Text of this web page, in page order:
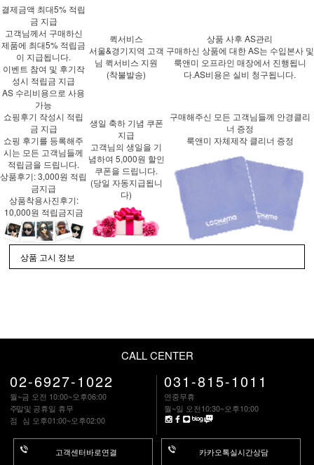
결제금액 최대5% 적립
금 지급
고객님께서 구매하신
제품에 최대5% 적립금
이 지급됩니다.
이벤트 참여 및 후기작
성시 적립금 지급
AS 수리비용으로 사용
가능
퀵서비스
서울&경기지역 고객
님 퀵서비스 지원
(착불발송)
상품 사후 AS관리
구매하신 상품에 대한 AS는 수입본사 및
룩앤미 오프라인 매장에서 진행됩니
다.AS비용은 실비 청구됩니다.
쇼핑후기 작성시 적립
금 지급
쇼핑 후기를 등록해주
시는 모든 고객님들께
적립금을 드립니다.
상품후기: 3,000원 적립
금지급
상품착용사진후기:
10,000원 적립금지금
생일 축하 기념 쿠폰
지급
고객님의 생일을 기
념하여 5,000원 할인
쿠폰을 드립니다.
(당일 자동지급됩니
다)
구매해주신 모든 고객님들께 안경클리
너 증정
룩앤미 자체제작 클리너 증정
상품 고시 정보
CALL CENTER
02-6927-1022
월~금 오전 10:00~오후06:00
주말및 공휴일 휴무
점 심 오후01:00~오후02:00
고객센터바로연결
031-815-1011
연중무휴
월~일 오전10:30~오후10:00
카카오톡실시간상담